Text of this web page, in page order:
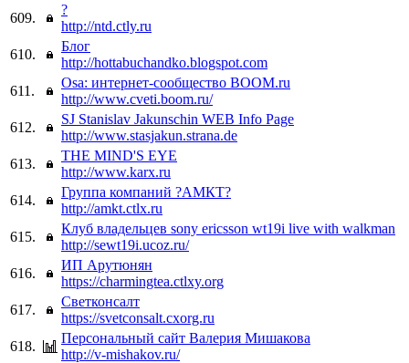
609.
?
http://ntd.ctly.ru
610.
Блог
http://hottabuchandko.blogspot.com
611.
Osa: интернет-сообщество BOOM.ru
http://www.cveti.boom.ru/
612.
SJ Stanislav Jakunschin WEB Info Page
http://www.stasjakun.strana.de
613.
THE MIND'S EYE
http://www.karx.ru
614.
Группа компаний ?АМКТ?
http://amkt.ctlx.ru
615.
Клуб владельцев sony ericsson wt19i live with walkman
http://sewt19i.ucoz.ru/
616.
ИП Арутюнян
https://charmingtea.ctlxy.org
617.
Светконсалт
https://svetconsalt.cxorg.ru
618.
Персональный сайт Валерия Мишакова
http://v-mishakov.ru/